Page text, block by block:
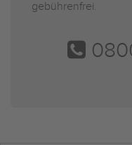
gebührenfrei.